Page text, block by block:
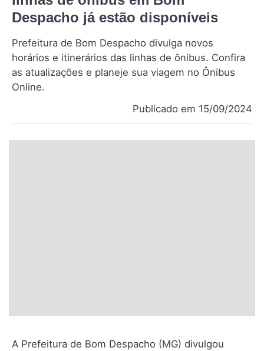
Santa Catarina
Rio Grande do Sul
Centro-Oeste
Despacho já estão disponíveis
Prefeitura de Bom Despacho divulga novos
horários e itinerários das linhas de ônibus. Confira
as atualizações e planeje sua viagem no Ônibus
Online.
Publicado em 15/09/2024
A Prefeitura de Bom Despacho (MG) divulgou